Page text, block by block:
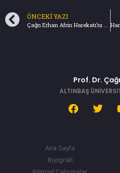
ÖNCEKI YAZI
Prof. Dr.
ALTINBAŞ
Ana Sayfa
Biyografi